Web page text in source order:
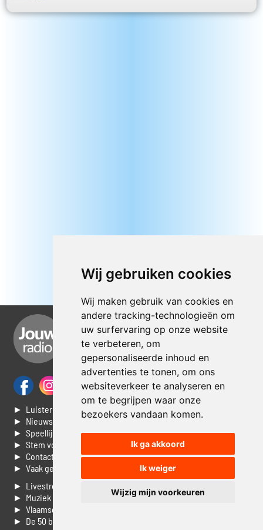
Wij gebruiken cookies
Wij maken gebruik van cookies en
andere tracking-technologieën om
uw surfervaring op onze website
te verbeteren, om
gepersonaliseerde inhoud en
advertenties te tonen, om ons
websiteverkeer te analyseren en
om te begrijpen waar onze
bezoekers vandaan komen.
Ik ga akkoord
Ik weiger
Wijzig mijn voorkeuren
► Luisteren naar Jouwradio
► Nieuws
► Speellijst
► Stem voor de Dag top 3
► Contacteer ons
► Vaak gestelde vragen
► Livestream informatie
► Muziek opzoeken
► Vlaamse 100 Aller tijden
► De 50 beste van...